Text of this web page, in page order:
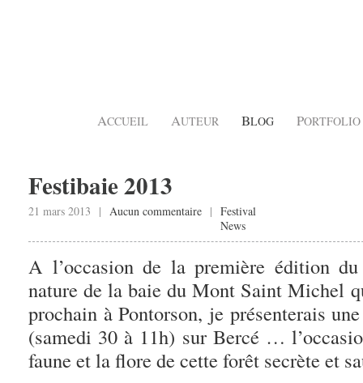
ACCUEIL AUTEUR BLOG PORTFOLIO
Festibaie 2013
21 mars 2013 | Aucun commentaire | Festival
News
A l’occasion de la première édition
nature de la baie du Mont Saint Michel
prochain à Pontorson, je présenterais
(samedi 30 à 11h) sur Bercé …
faune et la flore de cette forêt secrète et